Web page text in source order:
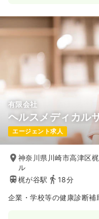
有限会社
ヘルスメディカル
エージェント求人
神奈川県川崎市高津区
ル
梶が谷駅
18分
企業・学校等の健康診断補